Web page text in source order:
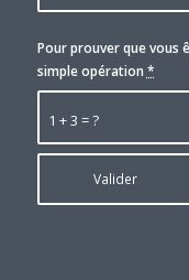
1 + 3 = ?
Pour prouver que vous
simple opération *